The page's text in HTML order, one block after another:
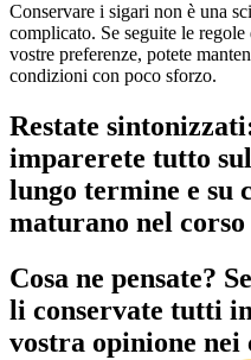
Conservare i sigari non è una
complicato. Se seguite le regole
vostre preferenze, potete
condizioni con poco sforzo.
Restate
imparerete tutto
lungo termine e su
maturano nel
Cosa ne pensate?
li conservate tutti
vostra opinione nei